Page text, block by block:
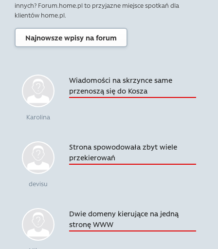
innych? Forum.home.pl to przyjazne miejsce spotkań dla
klientów home.pl.
Najnowsze wpisy na forum
Karolina
Wiadomości na skrzynce same
przenoszą się do Kosza
devisu
Strona spowodowała zbyt wiele
przekierowań
Dwie domeny kierujące na jedną
stronę WWW